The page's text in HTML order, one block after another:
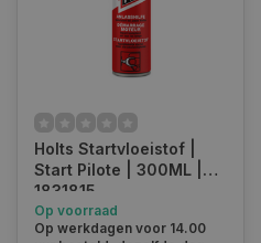
Holts Startvloeistof |
Start Pilote | 300ML |
1831815
Op voorraad
Op werkdagen voor 14.00